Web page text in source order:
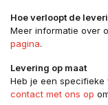
Hoe verloopt de
Meer informatie over
pagina.
Levering op maat
Heb je een specifieke
contact met ons op